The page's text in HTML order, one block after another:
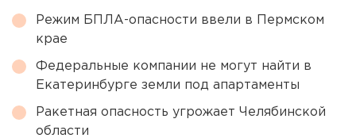
Режим БПЛА-опасности ввели в Пермском
крае
Федеральные компании не могут найти в
Екатеринбурге земли под апартаменты
Ракетная опасность угрожает Челябинской
области